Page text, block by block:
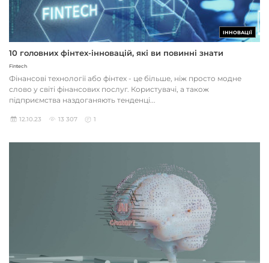
ІННОВАЦІЇ
10 головних фінтех-інновацій, які ви повинні знати
Fintech
Фінансові технології або фінтех - це більше, ніж просто модне
слово у світі фінансових послуг. Користувачі, а також
підприємства наздоганяють тенденці...
12.10.23 13 307 1